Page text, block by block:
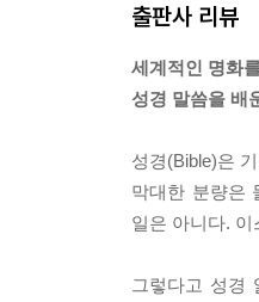
도 겉옷을 벗어
길 위에 자기
--- 「제4장, 예
이어서 예수는
을 받고 사흘째
출판사 리뷰
세계적인 명화
성경 말씀을 배
성경(Bible)은
막대한 분량은
일은 아니다.
그렇다고 성경